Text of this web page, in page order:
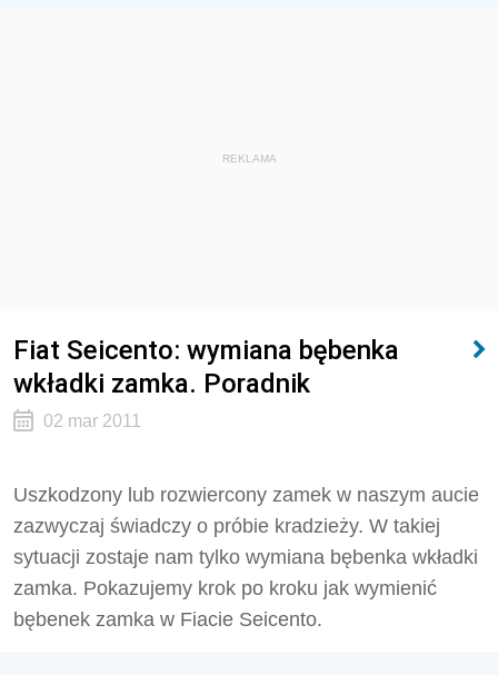
REKLAMA
Fiat Seicento: wymiana bębenka
wkładki zamka. Poradnik
02 mar 2011
Uszkodzony lub rozwiercony zamek w naszym aucie
zazwyczaj świadczy o próbie kradzieży. W takiej
sytuacji zostaje nam tylko wymiana bębenka wkładki
zamka. Pokazujemy krok po kroku jak wymienić
bębenek zamka w Fiacie Seicento.